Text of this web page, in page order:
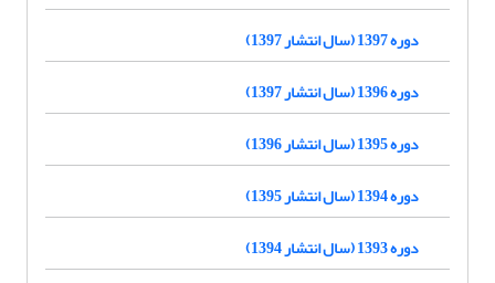
دوره 1397 (سال انتشار 1397)
دوره 1396 (سال انتشار 1397)
دوره 1395 (سال انتشار 1396)
دوره 1394 (سال انتشار 1395)
دوره 1393 (سال انتشار 1394)